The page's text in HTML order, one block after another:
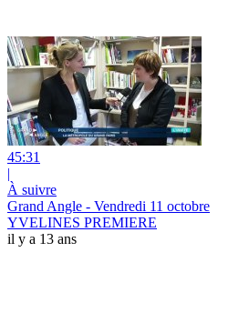
45:31
|
À suivre
Grand Angle - Vendredi 11 octobre
YVELINES PREMIERE
il y a 13 ans